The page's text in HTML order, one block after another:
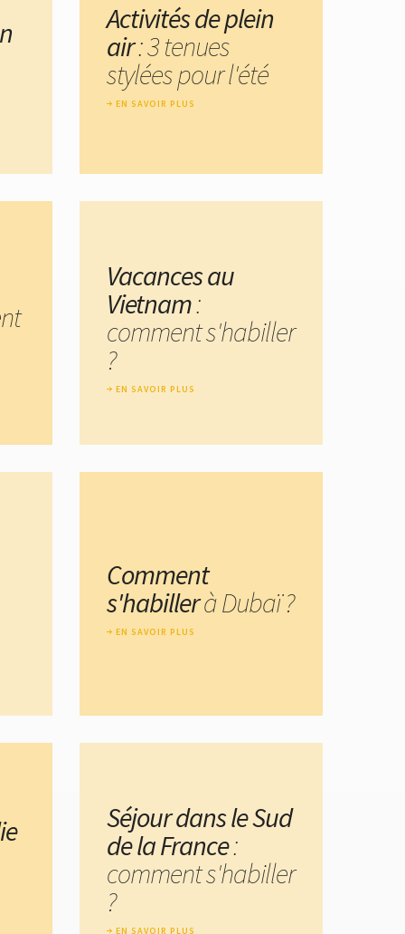
Activités de plein
air: 3 tenues
stylées pour l'été
EN SAVOIR PLUS
Vacances au
Vietnam:
comment s'habiller
?
EN SAVOIR PLUS
Comment
s'habillerà Dubaï ?
EN SAVOIR PLUS
Séjour dans le Sud
de la France:
comment s'habiller
?
EN SAVOIR PLUS